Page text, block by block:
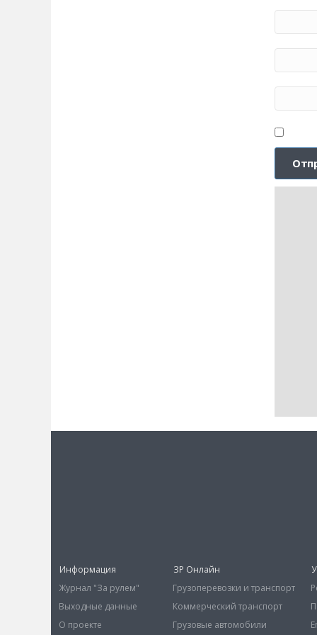
Информация
Журнал "За рулем"
Выходные данные
О проекте
ЗР Онлайн
Грузоперевозки и транспорт
Коммерческий транспорт
Грузовые автомобили